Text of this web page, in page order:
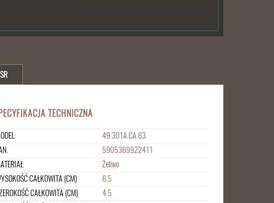
TECHNICZNA
49.301A.CA.63
5905369922411
Żeliwo
CAŁKOWITA (CM)
6.5
CAŁKOWITA (CM)
4.5